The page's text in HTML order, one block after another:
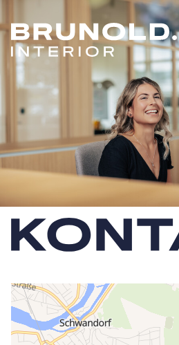
REFERENZEN.
SHOWROOM.
LEISTUNGEN.
ÜBER UNS.
KOOPERATIONEN.
KARRIERE.
NEWS & BLOG.
KONTAKT.